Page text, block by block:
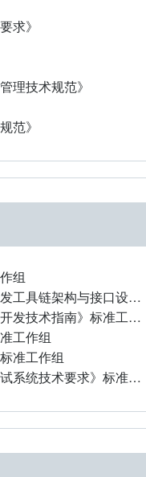
求》
理技术规范》
范》
组
《安全攸关软件智能化模型驱动开发工具链架构与接口设计规范》标准工作组
《安全攸关软件的智能化模型驱动开发技术指南》标准工作组
工作组
准工作组
《基于数字孪生的自动驾驶仿真测试系统技术要求》标准工作组